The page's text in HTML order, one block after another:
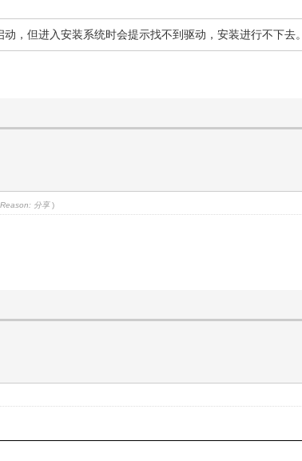
，但进入安装系统时会提示找不到驱动，安装进行不下去。
分享 )